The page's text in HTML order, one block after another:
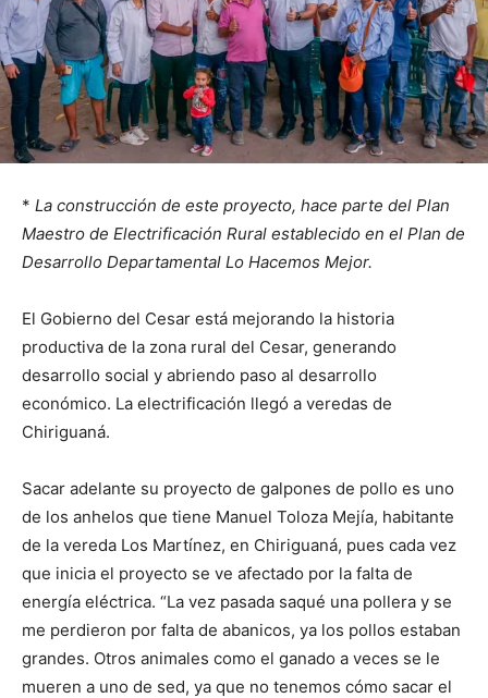
* La construcción de este proyecto, hace parte del Plan
Maestro de Electrificación Rural establecido en el Plan de
Desarrollo Departamental Lo Hacemos Mejor.
El Gobierno del Cesar está mejorando la historia
productiva de la zona rural del Cesar, generando
desarrollo social y abriendo paso al desarrollo
económico. La electrificación llegó a veredas de
Chiriguaná.
Sacar adelante su proyecto de galpones de pollo es uno
de los anhelos que tiene Manuel Toloza Mejía, habitante
de la vereda Los Martínez, en Chiriguaná, pues cada vez
que inicia el proyecto se ve afectado por la falta de
energía eléctrica. “La vez pasada saqué una pollera y se
me perdieron por falta de abanicos, ya los pollos estaban
grandes. Otros animales como el ganado a veces se le
mueren a uno de sed, ya que no tenemos cómo sacar el